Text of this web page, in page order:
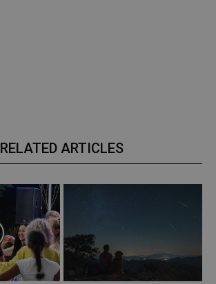
RELATED ARTICLES